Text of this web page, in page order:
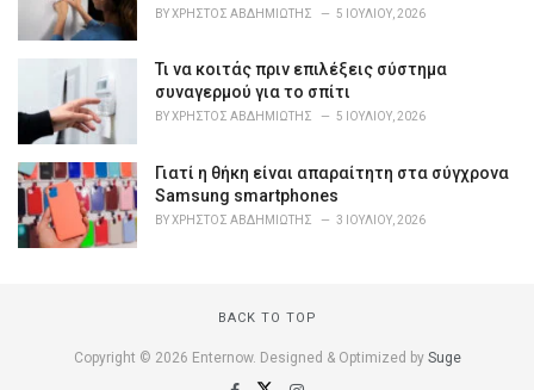
BYΧΡΉΣΤΟΣ ΑΒΔΗΜΙΏΤΗΣ 5 ΙΟΥΛΊΟΥ, 2026
Τι να κοιτάς πριν επιλέξεις σύστημα
συναγερμού για το σπίτι
BYΧΡΉΣΤΟΣ ΑΒΔΗΜΙΏΤΗΣ 5 ΙΟΥΛΊΟΥ, 2026
Γιατί η θήκη είναι απαραίτητη στα σύγχρονα
Samsung smartphones
BYΧΡΉΣΤΟΣ ΑΒΔΗΜΙΏΤΗΣ 3 ΙΟΥΛΊΟΥ, 2026
BACK TO TOP
Copyright © 2026 Enternow. Designed & Optimized by Suge